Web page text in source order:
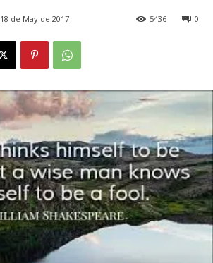
18 de May de 2017 0
5436